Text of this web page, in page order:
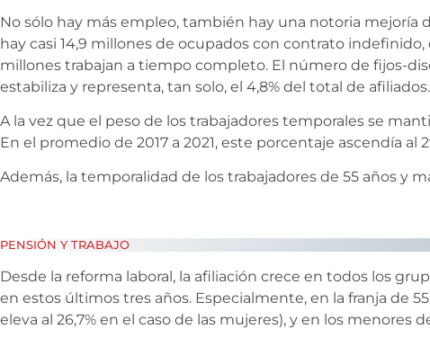
No sólo hay más empleo, también hay una notoria mejoría
hay casi 14,9 millones de ocupados con contrato indefinido,
millones trabajan a tiempo completo. El número de fijos-
estabiliza y representa, tan solo, el 4,8% del total de afiliados.
A la vez que el peso de los trabajadores temporales se
En el promedio de 2017 a 2021, este porcentaje ascendía al
Además, la temporalidad de los trabajadores de 55 años y
PENSIÓN Y TRABAJO
Desde la reforma laboral, la afiliación crece en todos los
en estos últimos tres años. Especialmente, en la franja de
eleva al 26,7% en el caso de las mujeres), y en los menores